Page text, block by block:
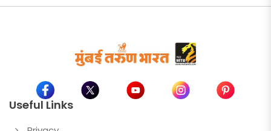
Useful Links